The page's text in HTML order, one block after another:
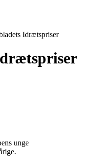
Idrætspriser
unge